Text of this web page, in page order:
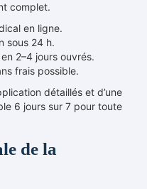
complet.
en ligne.
sous 24 h.
2–4 jours ouvrés.
frais possible.
détaillés et d’une
6 jours sur 7 pour toute
de la